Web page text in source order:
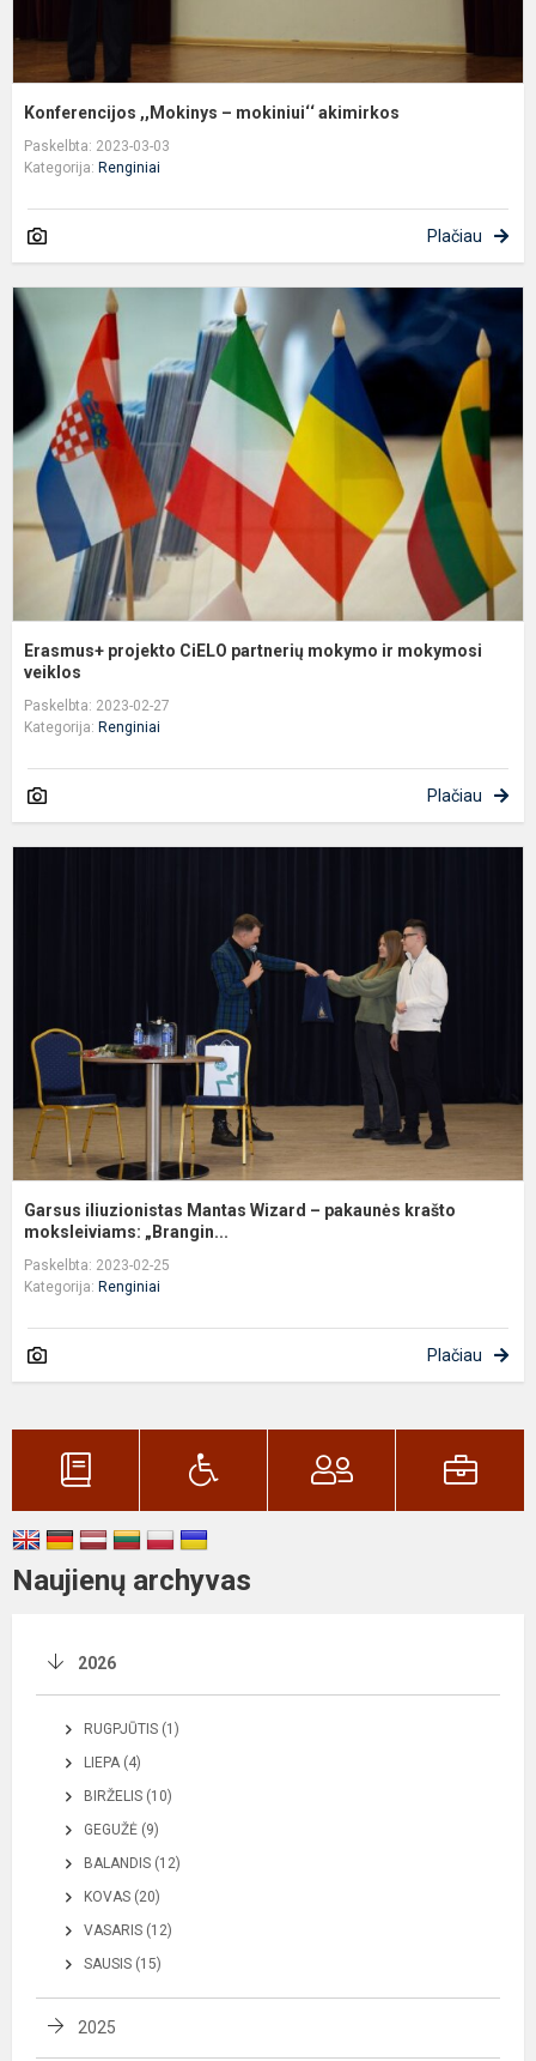
Konferencijos ,,Mokinys – mokiniui‘‘ akimirkos
Paskelbta: 2023-03-03
Kategorija: Renginiai
Plačiau
Erasmus+ projekto CiELO partnerių mokymo ir mokymosi
veiklos
Paskelbta: 2023-02-27
Kategorija: Renginiai
Plačiau
Garsus iliuzionistas Mantas Wizard – pakaunės krašto
moksleiviams: „Brangin...
Paskelbta: 2023-02-25
Kategorija: Renginiai
Plačiau
Naujienų archyvas
2026
RUGPJŪTIS (1)
LIEPA (4)
BIRŽELIS (10)
GEGUŽĖ (9)
BALANDIS (12)
KOVAS (20)
VASARIS (12)
SAUSIS (15)
2025